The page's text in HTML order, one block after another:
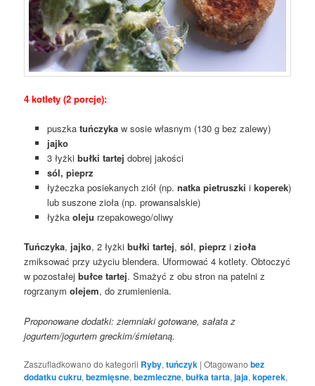
4 kotlety (2 porcje):
puszka tuńczykaw sosie własnym (130 g bez zalewy)
jajko
3 łyżki bułki tartej dobrej jakości
sól, pieprz
łyżeczka posiekanych ziół (np. natka pietruszki i koperek)
lub suszone zioła (np. prowansalskie)
łyżkaoleju rzepakowego/oliwy
Tuńczyka, jajko, 2 łyżkibułki tartej,sól,pieprz izioła
zmiksować przy użyciu blendera. Uformować 4 kotlety. Obtoczyć
w pozostałejbułce tartej. Smażyć z obu stron na patelni z
rogrzanymolejem, do zrumienienia.
Proponowane dodatki: ziemniaki gotowane, sałata z
jogurtem/jogurtem greckim/śmietaną.
Zaszufladkowano do kategorii Ryby,tuńczyk |Otagowano bez
dodatku cukru,bezmięsne,bezmleczne,bułka tarta,jaja,koperek,